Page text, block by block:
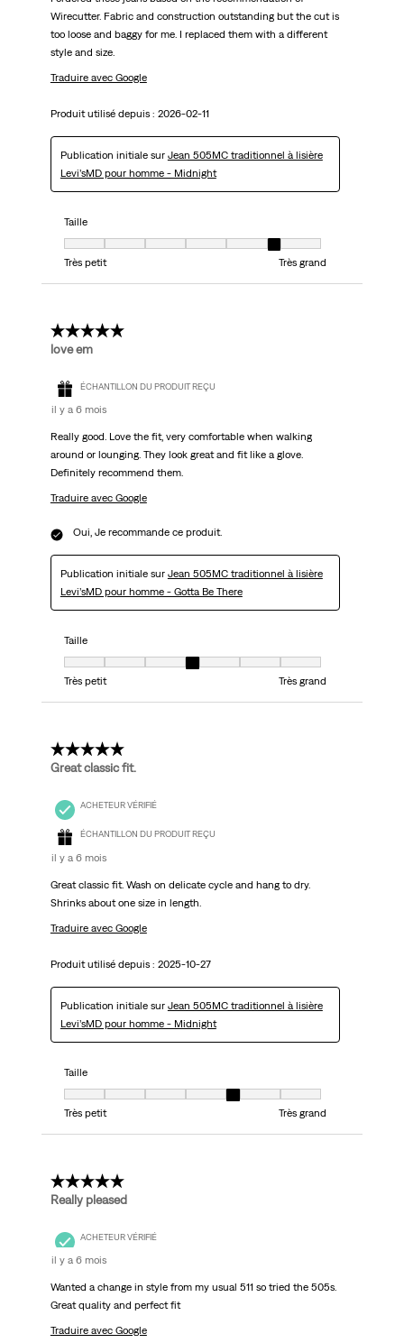
Wirecutter. Fabric and construction outstanding but the cut is
too loose and baggy for me. I replaced them with a different
style and size.
Traduire avec Google
Produit utilisé depuis : 2026-02-11
Publication initiale sur Jean 505MC traditionnel à lisière
Levi’sMD pour homme - Midnight
Taille
Taille, 6 sur 7, où 1 est égal à Très petit et 7 est égal à Très grand
Très petit
Très grand
5 étoile(s) sur 5.
love em
ÉCHANTILLON DU PRODUIT REÇU
il y a 6 mois
Really good. Love the fit, very comfortable when walking
around or lounging. They look great and fit like a glove.
Definitely recommend them.
Traduire avec Google
Oui, Je recommande ce produit.
Publication initiale sur Jean 505MC traditionnel à lisière
Levi’sMD pour homme - Gotta Be There
Taille
Taille, 4 sur 7, où 1 est égal à Très petit et 7 est égal à Très grand
Très petit
Très grand
5 étoile(s) sur 5.
Great classic fit.
ACHETEUR VÉRIFIÉ
ÉCHANTILLON DU PRODUIT REÇU
il y a 6 mois
Great classic fit. Wash on delicate cycle and hang to dry.
Shrinks about one size in length.
Traduire avec Google
Produit utilisé depuis : 2025-10-27
Publication initiale sur Jean 505MC traditionnel à lisière
Levi’sMD pour homme - Midnight
Taille
Taille, 5 sur 7, où 1 est égal à Très petit et 7 est égal à Très grand
Très petit
Très grand
5 étoile(s) sur 5.
Really pleased
ACHETEUR VÉRIFIÉ
il y a 6 mois
Wanted a change in style from my usual 511 so tried the 505s.
Great quality and perfect fit
Traduire avec Google